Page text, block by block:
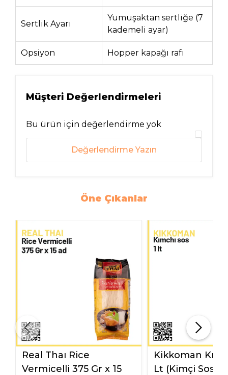
Sertlik Ayarı
Yumuşaktan sertliğe (7
kademeli ayar)
Opsiyon Hopper kapağı rafı
Müşteri Değerlendirmeleri
Bu ürün için değerlendirme yok
Değerlendirme Yazın
Öne Çıkanlar
Real Thaı Rice
Vermicelli 375 Gr x 15
Kikkoman
Lt (Kimçi Sos)